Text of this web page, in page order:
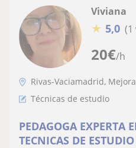
20€/h
Viviana
★ 5,0 (1
Rivas-Vaciamadrid,
Técnicas de estudio
PEDAGOGA EXPERTA
TECNICAS DE